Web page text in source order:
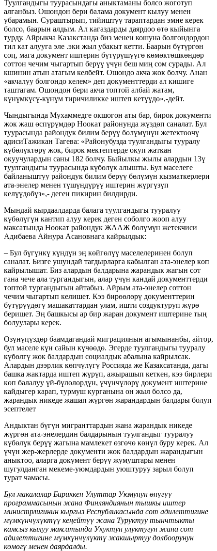
Туулгандыгы туурасындагы аныктаманы болсо жоготуп
алганбыз. Ошондон бери балама документ кылуу менен
убарамын. Сураштырып, тийиштүү тараптардан эмне керек
болсо, баарын алдым. Ал кагаздарды даярдоо өтө кыйынга
турду. Айрыкча Казакстанда биз менен кошуна болгондордон
тил кат алууга эле .эки жыл убакыт кетти. Баарын бүтүргөн
соң, мага документ иштерин бүтүрүшүүгө көмөктөшкөндөр
соттон чечим чыгартып берүү үчүн беш миң сом сурады. Ал
кшинин атын атагым келбейт. Ошондо акча жок болчу. Анан
«акчалуу болгондо келем» деп документтерди ал кишиге
таштагам. Ошондон бери акча топтой албай жатам,
күнүмкүсү-күнүм тиричиликке иштеп кетүүдө»,-дейт.
Чындыгында Мухаммедге окшогон аты бар, бирок документи
жок жаш өспүрүмдөр Ноокат районунда жүздөп саналат. Бул
туурасында райондук билим берүү бөлүмүнүн жетектөөчү
адисиТажикан Тагева: «Районубузда туулгандыгы тууралу
күбөлүктөрү жок, бирок мектептерде окуп жаткан
окуучулардын саны 182 болчу. Быйылкы жылы алардын 13ү
туулгандыгы туурасында күбөлүк алышты. Бул маселеге
байланыштуу райондук билим берүү бөлүмүн кызматкерлери
ата-энелер менен түшүндүрүү иштерин жүргүзүп
келүүдөбүз»,- деген пикирин билдирди.
Мындай кырдаалдарда балага туулгандыгы тууралуу
күбөлүгүн кантип алуу керек деген соболго жооп алуу
максатында Ноокат райондук ЖААЖ бөлүмүн жетекчиси
Адибаева Айнура Асановнага кайрылдык:
– Бул бүгүнкү күндүн эң көйгөлүү маселелеринен болуп
саналат. Бизге ушундай тагдырларга кабылган ата-энелер көп
кайрылышат. Биз алардын балдарына жарандык жагын сот
гана чече ала тургандыгын, алар үчүн кандай документтерди
топтой тургандыгын айтабыз. Айрым ата-энелер соттон
чечим чыгартып келишет. Кээ бирөөлөрү документтерин
бүтүрүүдөгү машакаттардан улам, ишти создуктуруп жүрө
беришет. Эң башкысы ар бир жаран документ иштерине тың
болуулары керек.
Өзүнүңүздөр баамдагандай миграциянын агымынанбы, айтор,
бул маселе күн сайын күчөөдө. Эгерде туулгандыгы тууралу
күбөлгү жок балдардын социалдык абалына кайрылсак.
Алардын дээрлик көпчүлүгү Россияда же Казаксатанда, дагы
башка жактарда иштеп жүрүп, ажырашып кеткен, кээ бирлери
көп балалуу үй-бүлөлөрдүн, үчүнчүлөрү документ иштерине
кайдыгер карап, турмуш курганына он жыл болсо да,
жарандык никеде жашап жүргөн жарандардын балдары болуп
эсептелет
Андыктан бүгүн мигранттардын жана жарандык никеде
жүргөн ата-энелердин балдарынын туулгандыг тууралуу
күбөлүк берүү жагына мамлекет өзгөчө көнүл буру керек. Ал
үчүн жер-жерлерде документи жок балдардын жарандыгын
аныктоо, аларга документ берүү жумуштары менен
шугулданган мекеме-уюмдардын уюштуруу зарыл болуп
турат чамасы.
Бул макалалар Бириккен Улуттар Уюмунун өнүгүү
программасынын жана Финляндиянын тышкы иштер
министрлигинин кыргыз Республикасында сот адилеттигине
мүмкүнчүлүктүү кеңейтүү жана Туруктуу тынчтыкты
камсыз кылуу максатында Укуктун улуктугун жана сот
адилеттигине мүмкүнчүлүктү жакшыртуу долбоорунун
көмөгү менен даярдалды.